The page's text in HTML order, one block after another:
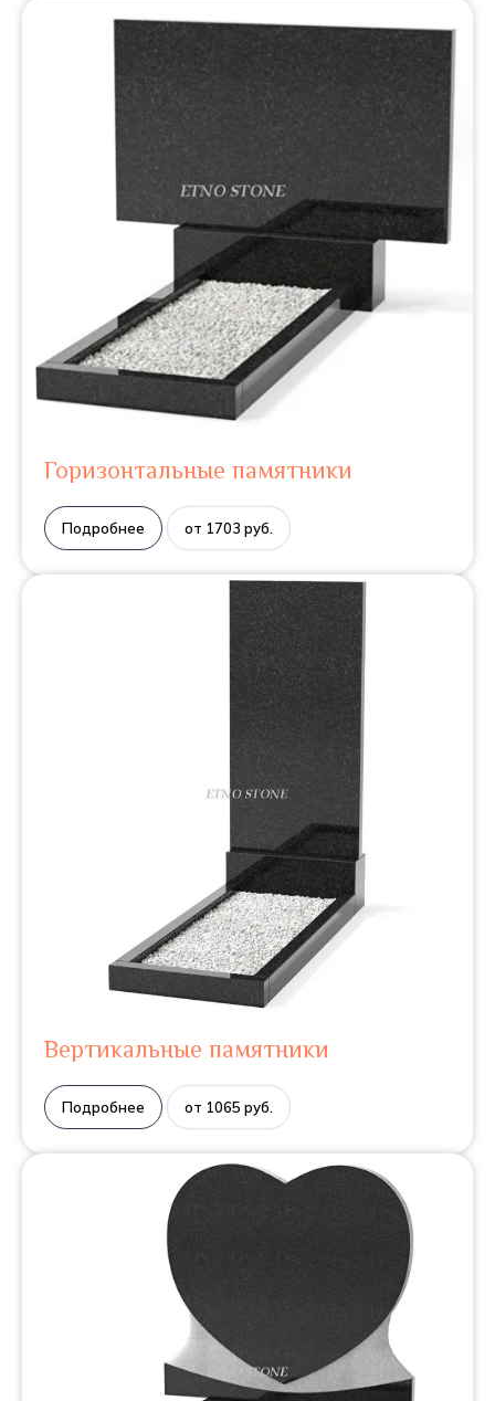
Горизонтальные памятники
Подробнее от 1703 руб.
Вертикальные памятники
Подробнее от 1065 руб.